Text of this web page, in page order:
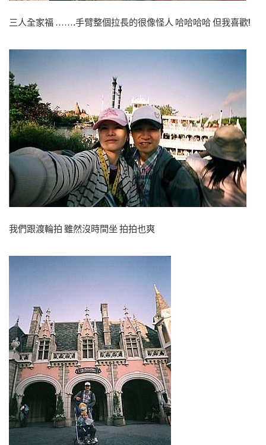
三人全家福 …….手臂整個拉長的很像怪人 哈哈哈哈 但我喜歡!
我們跟渡輪拍 雖然沒時間坐 拍拍也爽